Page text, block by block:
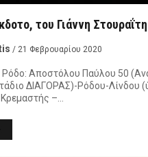
του Γιάννη Στουραΐτη
/ 21 Φεβρουαρίου 2020
Αποστόλου Παύλου 50
ΔΙΑΓΟΡΑΣ)-Ρόδου-Λίνδου
–…